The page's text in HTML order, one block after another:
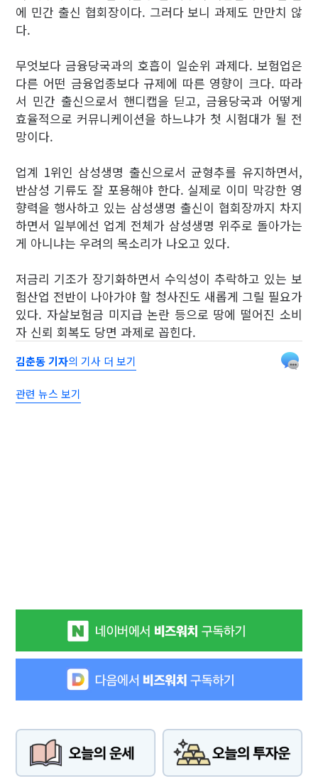
에 민간 출신 협회장이다. 그러다 보니 과제도 만만치 않
다.
무엇보다 금융당국과의 호흡이 일순위 과제다. 보험업은
다른 어떤 금융업종보다 규제에 따른 영향이 크다. 따라
서 민간 출신으로서 핸디캡을 딛고, 금융당국과 어떻게
효율적으로 커뮤니케이션을 하느냐가 첫 시험대가 될 전
망이다.
업계 1위인 삼성생명 출신으로서 균형추를 유지하면서,
반삼성 기류도 잘 포용해야 한다. 실제로 이미 막강한 영
향력을 행사하고 있는 삼성생명 출신이 협회장까지 차지
하면서 일부에선 업계 전체가 삼성생명 위주로 돌아가는
게 아니냐는 우려의 목소리가 나오고 있다.
저금리 기조가 장기화하면서 수익성이 추락하고 있는 보
험산업 전반이 나아가야 할 청사진도 새롭게 그릴 필요가
있다. 자살보험금 미지급 논란 등으로 땅에 떨어진 소비
자 신뢰 회복도 당면 과제로 꼽힌다.
김춘동 기자의 기사 더 보기
관련 뉴스 보기